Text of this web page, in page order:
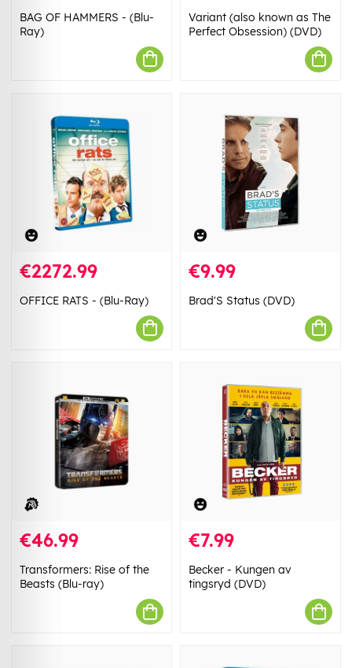
BAG OF HAMMERS - (Blu-
Ray)
Variant (also known as The
Perfect Obsession) (DVD)
€2272.99
OFFICE RATS - (Blu-Ray)
€9.99
Brad'S Status (DVD)
€46.99
Transformers: Rise of the
Beasts (Blu-ray)
€7.99
Becker - Kungen av
tingsryd (DVD)